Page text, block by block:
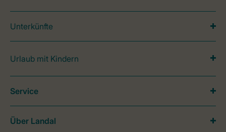
Unterkünfte
Urlaub mit Kindern
Service
Über Landal